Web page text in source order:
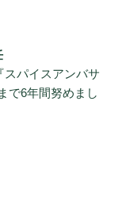
スパイスアンバサ
で6年間努めまし